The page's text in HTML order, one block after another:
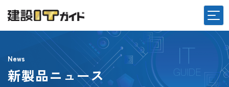
News
新製品ニュース